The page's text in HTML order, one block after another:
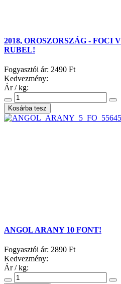
2018, OROSZORSZÁG - FOCI
RUBEL!
Fogyasztói ár: 2490 Ft
Kedvezmény:
Ár / kg:
ANGOL ARANY 10 FONT!
Fogyasztói ár: 2890 Ft
Kedvezmény:
Ár / kg: